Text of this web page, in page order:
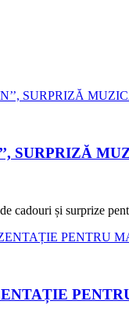
SURPRIZĂ
cadouri și surprize